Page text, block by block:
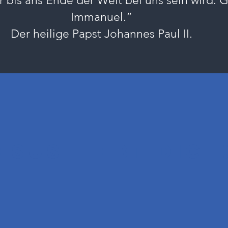
Immanuel.“
Der heilige Papst Johannes Paul II.